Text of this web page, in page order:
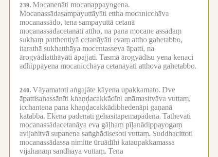
239. Mocanenāti mocanappayogena.
Mocanassādasampayuttāyāti ettha mocanicchāva
mocanassādo, tena sampayuttā cetanā
mocanassādacetanāti attho, na pana mocane assādaṃ
sukhaṃ patthentiyā cetanāyāti evaṃ attho gahetabbo,
itarathā sukhatthāya mocentasseva āpatti, na
ārogyādiatthāyāti āpajjati. Tasmā ārogyādīsu yena kenaci
adhippāyena mocanicchāya cetanāyāti atthova gahetabbo.
240. Vāyamatoti aṅgajāte kāyena upakkamato. Dve
āpattisahassānīti khaṇḍacakkādīni anāmasitvāva vuttaṃ,
icchantena pana khaṇḍacakkādibhedenāpi gaṇanā
kātabbā. Ekena padenāti gehasitapemapadena. Tathevāti
mocanassādacetanāya eva gāḷhaṃ pīḷanādippayogaṃ
avijahitvā supanena saṅghādisesoti vuttaṃ. Suddhacittoti
mocanassādassa nimitte ūruādīhi kataupakkamassa
vijahanaṃ sandhāya vuttaṃ. Tena